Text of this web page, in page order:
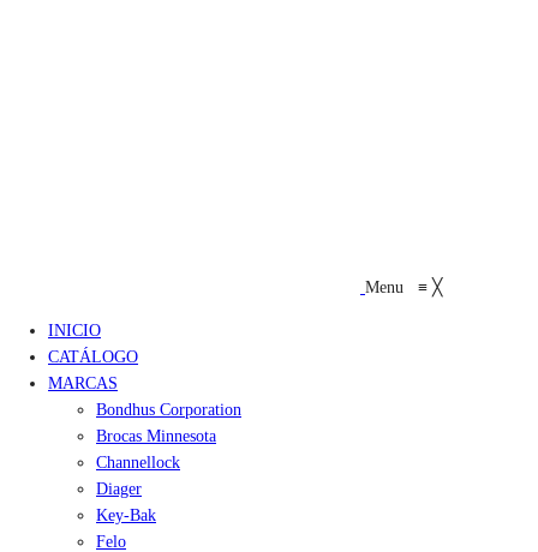
Menu ≡ ╳
INICIO
CATÁLOGO
MARCAS
Bondhus Corporation
Brocas Minnesota
Channellock
Diager
Key-Bak
Felo